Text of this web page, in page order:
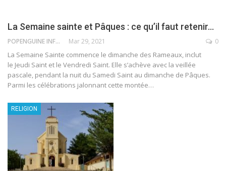
La Semaine sainte et Pâques : ce qu’il faut retenir…
POPENGUINE INFO Mar 29, 2021 0
La Semaine Sainte commence le dimanche des Rameaux, inclut
le Jeudi Saint et le Vendredi Saint. Elle s’achève avec la veillée
pascale, pendant la nuit du Samedi Saint au dimanche de Pâques.
Parmi les célébrations jalonnant cette montée…
RELIGION